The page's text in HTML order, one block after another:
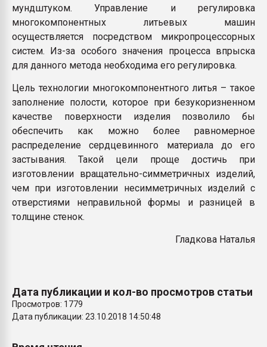
мундштуком. Управление и регулировка
многокомпонентных литьевых машин
осуществляется посредством микропроцессорных
систем. Из-за особого значения процесса впрыска
для данного метода необходима его регулировка.
Цель технологии многокомпонентного литья – такое
заполнение полости, которое при безукоризненном
качестве поверхности изделия позволило бы
обеспечить как можно более равномерное
распределение сердцевинного материала до его
застывания. Такой цели проще достичь при
изготовлении вращательно-симметричных изделий,
чем при изготовлении несимметричных изделий с
отверстиями неправильной формы и разницей в
толщине стенок.
Гладкова Наталья
Дата публикации и кол-во просмотров статьи
Просмотров: 1779
Дата публикации: 23.10.2018 14:50:48